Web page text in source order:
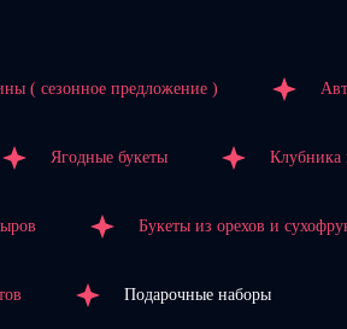
( сезонное предложение )
Ягодные букеты Клубника
Букеты из орехов и
Подарочные наборы